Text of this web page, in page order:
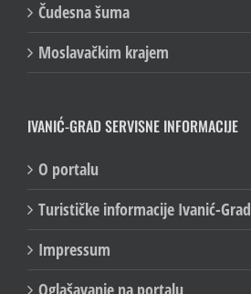
Čudesna šuma
Moslavačkim krajem
IVANIĆ-GRAD SERVISNE INFORMACIJE
O portalu
Turističke informacije Ivanić-Grad
Impressum